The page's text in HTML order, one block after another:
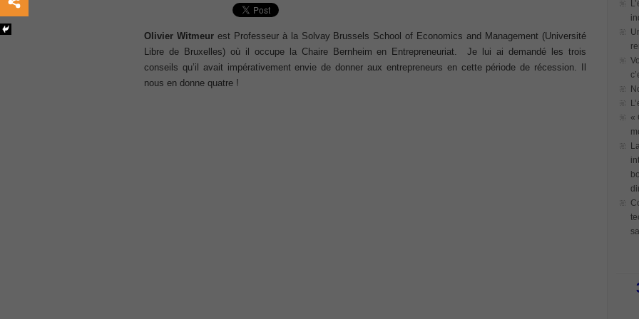
GCFA
, /
MB6-702 dumps
, /
Olivier Witmeurest Professeur à la Solvay Brussels School of Economics and Management (Université
Libre de Bruxelles) où il occupe la Chaire Bernheim en Entrepreneuriat. Je lui ai demandé les trois
conseils qu’il avait impérativement envie de donner aux entrepreneurs en cette période de récession. Il
nous en donne quatre !
«